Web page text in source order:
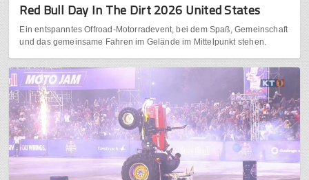
Red Bull Day In The Dirt 2026 United States
Ein entspanntes Offroad-Motorradevent, bei dem Spaß, Gemeinschaft
und das gemeinsame Fahren im Gelände im Mittelpunkt stehen.